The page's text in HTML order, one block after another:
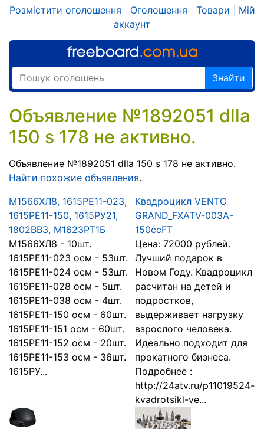
Розмістити оголошення Оголошення Товари
Мій
аккаунт
Знайти
Объявление №1892051 dlla
150 s 178 не активно.
Объявление №1892051 dlla 150 s 178 не активно.
Найти похожие объявления.
М1566ХЛ8, 1615РЕ11-023,
1615РЕ11-150, 1615РУ21,
1802ВВ3, М1623РТ1Б
М1566ХЛ8 - 10шт.
1615РЕ11-023 осм - 53шт.
1615РЕ11-024 осм - 53шт.
1615РЕ11-028 осм - 5шт.
1615РЕ11-038 осм - 4шт.
1615РЕ11-150 осм - 60шт.
1615РЕ11-151 осм - 60шт.
1615РЕ11-152 осм - 20шт.
1615РЕ11-153 осм - 36шт.
1615РУ...
Квадроцикл VENTO
GRAND_FXATV-003A-
150ccFT
Цена: 72000 рублей.
Лучший подарок в
Новом Году. Квадроцикл
расчитан на детей и
подростков,
выдерживает нагрузку
взрослого человека.
Идеально подходит для
прокатного бизнеса.
Подробнее :
http://24atv.ru/p11019524-
kvadrotsikl-ve...